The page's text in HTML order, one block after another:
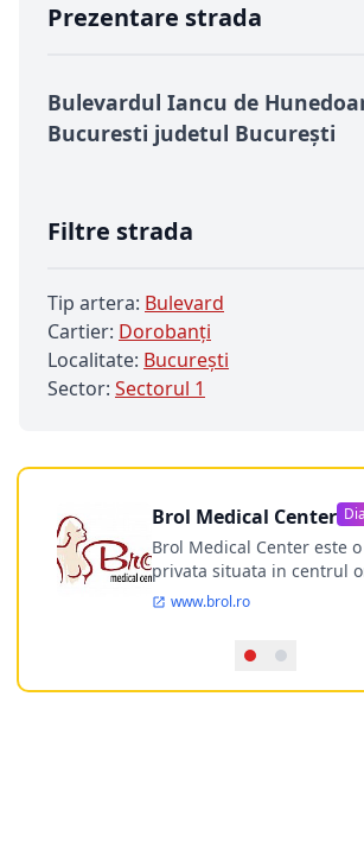
Prezentare strada
Bulevardul Iancu de
Bucuresti judetul București
Filtre strada
Tip artera: Bulevard
Cartier: Dorobanți
Localitate: Bucureşti
Sector: Sectorul 1
Brol Medical Center
Brol Medical Center este
privata situata in centrul
Timisoara avand o
desfasoara activitatea
ultramodern.
www.brol.ro